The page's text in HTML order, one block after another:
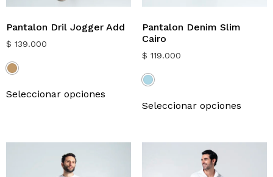
Pantalon Dril Jogger Add
$ 139.000
Seleccionar opciones
Pantalon Denim Slim
Cairo
$ 119.000
Seleccionar opciones